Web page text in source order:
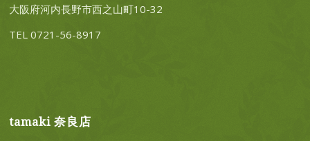
大阪府河内長野市西之山町10-32
TEL 0721-56-8917
tamaki 奈良店